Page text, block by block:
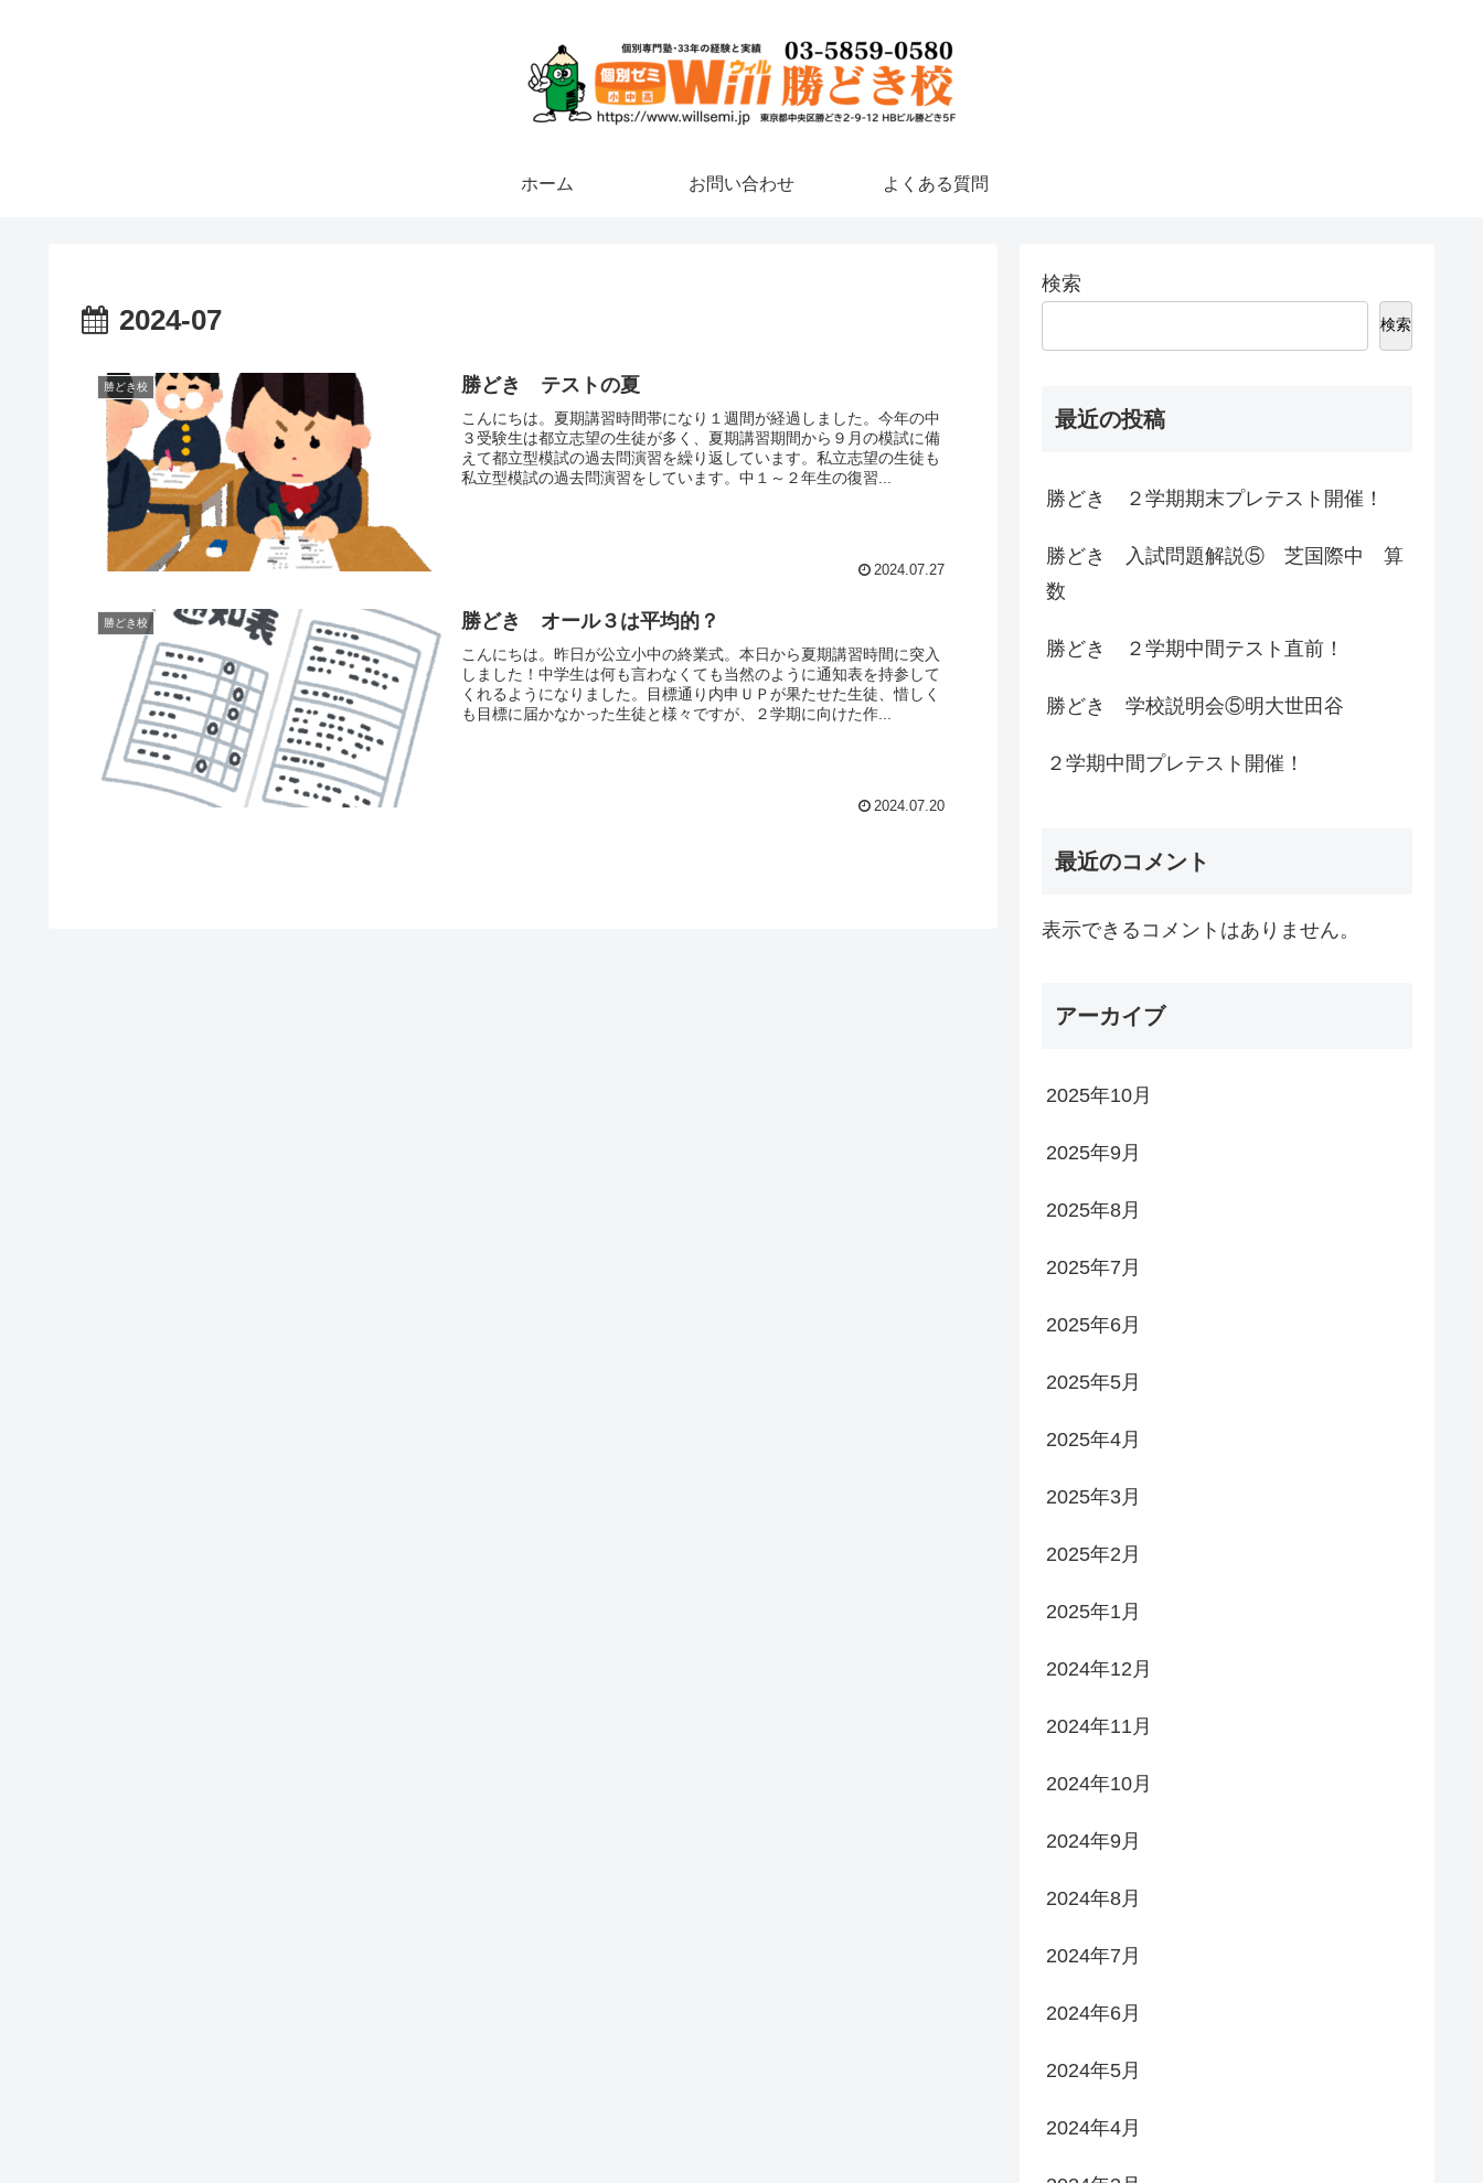
ホーム お問い合わせ よくある質問
2024-07
勝どき校 勝どき テストの夏
こんにちは。夏期講習時間帯になり１週間が経過しました。今年の中
３受験生は都立志望の生徒が多く、夏期講習期間から９月の模試に備
えて都立型模試の過去問演習を繰り返しています。私立志望の生徒も
私立型模試の過去問演習をしています。中１～２年生の復習...
2024.07.27
勝どき校 勝どき オール３は平均的？
こんにちは。昨日が公立小中の終業式。本日から夏期講習時間に突入
しました！中学生は何も言わなくても当然のように通知表を持参して
くれるようになりました。目標通り内申ＵＰが果たせた生徒、惜しく
も目標に届かなかった生徒と様々ですが、２学期に向けた作...
2024.07.20
検索
検索
最近の投稿
勝どき ２学期期末プレテスト開催！
勝どき 入試問題解説⑤ 芝国際中 算
数
勝どき ２学期中間テスト直前！
勝どき 学校説明会⑤明大世田谷
２学期中間プレテスト開催！
最近のコメント
表示できるコメントはありません。
アーカイブ
2025年10月
2025年9月
2025年8月
2025年7月
2025年6月
2025年5月
2025年4月
2025年3月
2025年2月
2025年1月
2024年12月
2024年11月
2024年10月
2024年9月
2024年8月
2024年7月
2024年6月
2024年5月
2024年4月